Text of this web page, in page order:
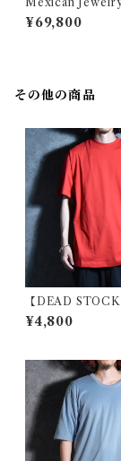
p Bracelet メキシ
リー ティアドロッ
¥69,800
その他の商品
【DEAD
Military School
k T-Shirts フラン
¥4,800